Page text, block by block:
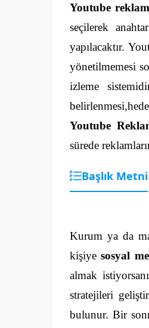
Youtube reklam
seçilerek
yapılacaktır.
yönetilmemesi
izleme
Youtube
sürede
Başlık Metni
Kurum ya da
kişiyesosyal
almak
stratejileri
bulunur. Bir